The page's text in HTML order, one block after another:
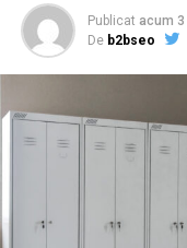
Publicat acum 3
De b2bseo